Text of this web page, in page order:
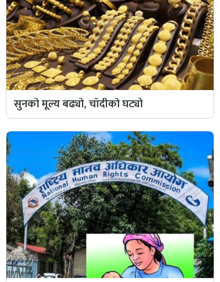
सुनको मूल्य बढ्यो, चाँदीको घट्यो